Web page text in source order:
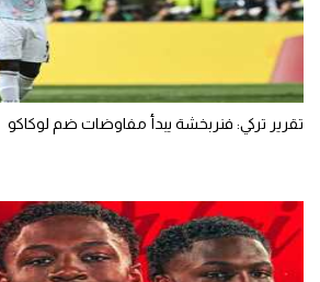
تقرير تركي: فنربخشة يبدأ مفاوضات ضم لوكاكو